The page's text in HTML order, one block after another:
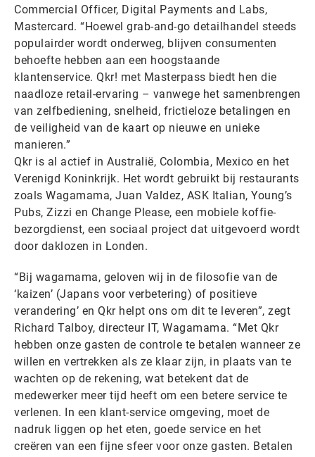
Commercial Officer, Digital Payments and Labs,
Mastercard. “Hoewel grab-and-go detailhandel steeds
populairder wordt onderweg, blijven consumenten
behoefte hebben aan een hoogstaande
klantenservice. Qkr! met Masterpass biedt hen die
naadloze retail-ervaring – vanwege het samenbrengen
van zelfbediening, snelheid, frictieloze betalingen en
de veiligheid van de kaart op nieuwe en unieke
manieren.”
Qkr is al actief in Australië, Colombia, Mexico en het
Verenigd Koninkrijk. Het wordt gebruikt bij restaurants
zoals Wagamama, Juan Valdez, ASK Italian, Young’s
Pubs, Zizzi en Change Please, een mobiele koffie-
bezorgdienst, een sociaal project dat uitgevoerd wordt
door daklozen in Londen.
“Bij wagamama, geloven wij in de filosofie van de
‘kaizen’ (Japans voor verbetering) of positieve
verandering’ en Qkr helpt ons om dit te leveren”, zegt
Richard Talboy, directeur IT, Wagamama. “Met Qkr
hebben onze gasten de controle te betalen wanneer ze
willen en vertrekken als ze klaar zijn, in plaats van te
wachten op de rekening, wat betekent dat de
medewerker meer tijd heeft om een betere service te
verlenen. In een klant-service omgeving, moet de
nadruk liggen op het eten, goede service en het
creëren van een fijne sfeer voor onze gasten. Betalen